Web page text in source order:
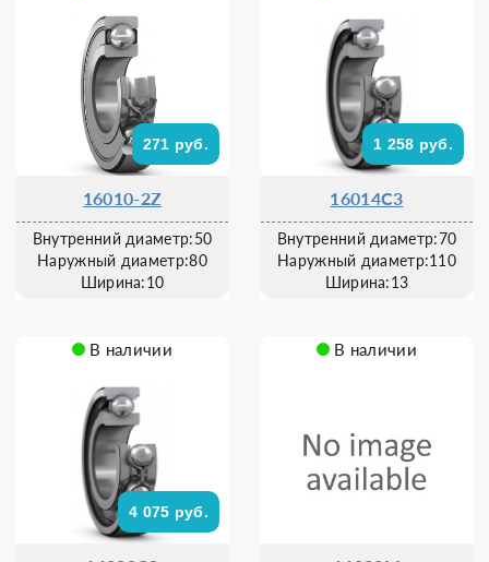
271 руб.
16010-2Z
Внутренний диаметр:50
Наружный диаметр:80
Ширина:10
1 258 руб.
16014C3
Внутренний диаметр:70
Наружный диаметр:110
Ширина:13
В наличии
4 075 руб.
В наличии